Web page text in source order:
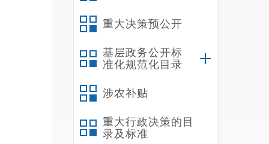
重大决策预公开
基层政务公开标
准化规范化目录
涉农补贴
重大行政决策的目
录及标准